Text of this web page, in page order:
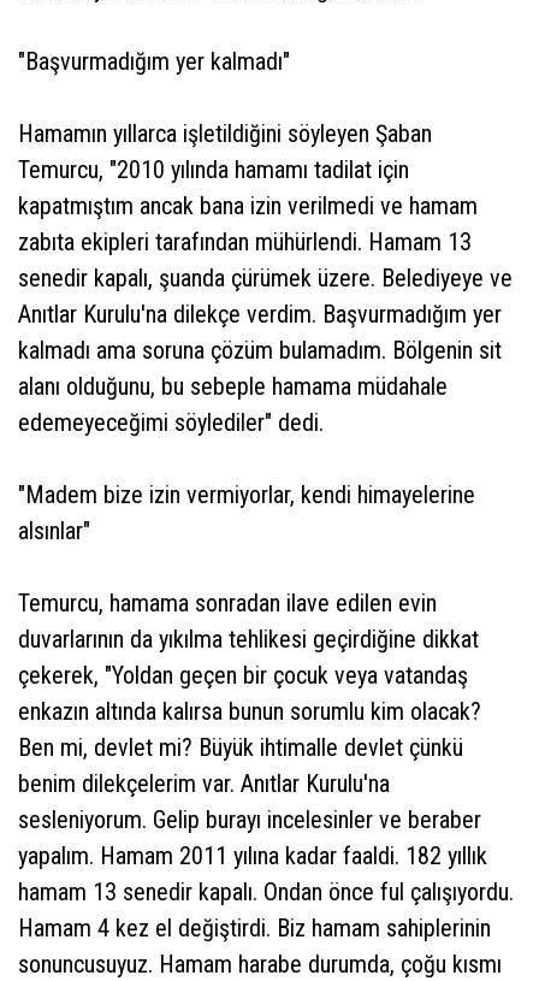
"Başvurmadığım yer kalmadı"
Hamamın yıllarca işletildiğini söyleyen Şaban
Temurcu, "2010 yılında hamamı tadilat için
kapatmıştım ancak bana izin verilmedi ve hamam
zabıta ekipleri tarafından mühürlendi. Hamam 13
senedir kapalı, şuanda çürümek üzere. Belediyeye ve
Anıtlar Kurulu'na dilekçe verdim. Başvurmadığım yer
kalmadı ama soruna çözüm bulamadım. Bölgenin sit
alanı olduğunu, bu sebeple hamama müdahale
edemeyeceğimi söylediler" dedi.
"Madem bize izin vermiyorlar, kendi himayelerine
alsınlar"
Temurcu, hamama sonradan ilave edilen evin
duvarlarının da yıkılma tehlikesi geçirdiğine dikkat
çekerek, "Yoldan geçen bir çocuk veya vatandaş
enkazın altında kalırsa bunun sorumlu kim olacak?
Ben mi, devlet mi? Büyük ihtimalle devlet çünkü
benim dilekçelerim var. Anıtlar Kurulu'na
sesleniyorum. Gelip burayı incelesinler ve beraber
yapalım. Hamam 2011 yılına kadar faaldi. 182 yıllık
hamam 13 senedir kapalı. Ondan önce ful çalışıyordu.
Hamam 4 kez el değiştirdi. Biz hamam sahiplerinin
sonuncusuyuz. Hamam harabe durumda, çoğu kısmı